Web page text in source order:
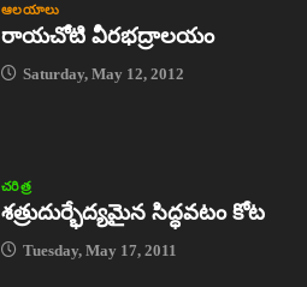
ఆలయాలు
రాయచోటి వీరభద్రాలయం
Saturday, May 12, 2012
చరిత్ర
శత్రుదుర్భేద్యమైన సిద్ధవటం కోట
Tuesday, May 17, 2011